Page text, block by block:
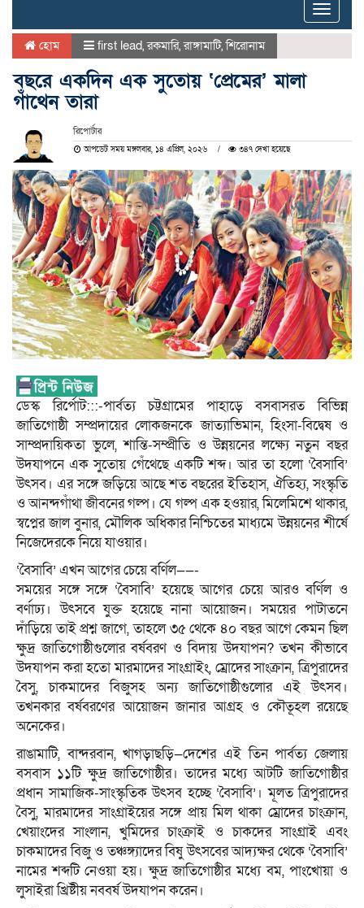
Toggle
হোম first lead,রকমারি,রাঙ্গামাটি,শিরোনাম
বছরে একদিন এক সুতোয় ‘প্রেমের’ মালা
গাঁথেন তারা
রিপোর্টার
আপডেট সময় মঙ্গলবার, ১৪ এপ্রিল, ২০২৬ ৩৪৭ দেখা হয়েছে
ডেস্ক রির্পোট:::-পার্বত্য চট্টগ্রামের পাহাড়ে বসবাসরত বিভিন্ন
জাতিগোষ্ঠী সম্প্রদায়ের লোকজনকে জাত্যাভিমান, হিংসা-বিদ্বেষ ও
সাম্প্রদায়িকতা ভুলে, শান্তি-সম্প্রীতি ও উন্নয়নের লক্ষ্যে নতুন বছর
উদযাপনে এক সুতোয় গেঁথেছে একটি শব্দ। আর তা হলো ‘বৈসাবি’
উৎসব। এর সঙ্গে জড়িয়ে আছে শত বছরের ইতিহাস, ঐতিহ্য, সংস্কৃতি
ও আনন্দগাঁথা জীবনের গল্প। যে গল্প এক হওয়ার, মিলেমিশে থাকার,
স্বপ্নের জাল বুনার, মৌলিক অধিকার নিশ্চিতের মাধ্যমে উন্নয়নের শীর্ষে
নিজেদেরকে নিয়ে যাওয়ার।
‘বৈসাবি’ এখন আগের চেয়ে বর্ণিল——-
সময়ের সঙ্গে সঙ্গে ‘বৈসাবি’ হয়েছে আগের চেয়ে আরও বর্ণিল ও
বর্ণাঢ্য। উৎসবে যুক্ত হয়েছে নানা আয়োজন। সময়ের পাটাতনে
দাঁড়িয়ে তাই প্রশ্ন জাগে, তাহলে ৩৫ থেকে ৪০ বছর আগে কেমন ছিল
ক্ষুদ্র জাতিগোষ্ঠীগুলোর বর্ষবরণ ও বিদায় উদযাপন? তখন কীভাবে
উদযাপন করা হতো মারমাদের সাংগ্রাইং, ম্রোদের সাংক্রান, ত্রিপুরাদের
বৈসু, চাকমাদের বিজুসহ অন্য জাতিগোষ্ঠীগুলোর এই উৎসব।
তখনকার বর্ষবরণের আয়োজন জানার আগ্রহ ও কৌতূহল রয়েছে
অনেকের।
রাঙামাটি, বান্দরবান, খাগড়াছড়ি—দেশের এই তিন পার্বত্য জেলায়
বসবাস ১১টি ক্ষুদ্র জাতিগোষ্ঠীর। তাদের মধ্যে আটটি জাতিগোষ্ঠীর
প্রধান সামাজিক-সাংস্কৃতিক উৎসব হচ্ছে ‘বৈসাবি’। মূলত ত্রিপুরাদের
বৈসু, মারমাদের সাংগ্রাইয়ের সঙ্গে প্রায় মিল থাকা ম্রোদের চাংক্রান,
খেয়াংদের সাংলান, খুমিদের চাংক্রাই ও চাকদের সাংগ্রাই এবং
চাকমাদের বিজু ও তঞ্চঙ্গ্যাদের বিষু উৎসবের আদ্যক্ষর থেকে ‘বৈসাবি’
নামের শব্দটি নেওয়া হয়। ক্ষুদ্র জাতিগোষ্ঠীর মধ্যে বম, পাংখোয়া ও
লুসাইরা খ্রিষ্টীয় নববর্ষ উদযাপন করেন।